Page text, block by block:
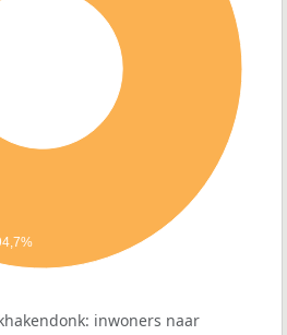
inwoners naar